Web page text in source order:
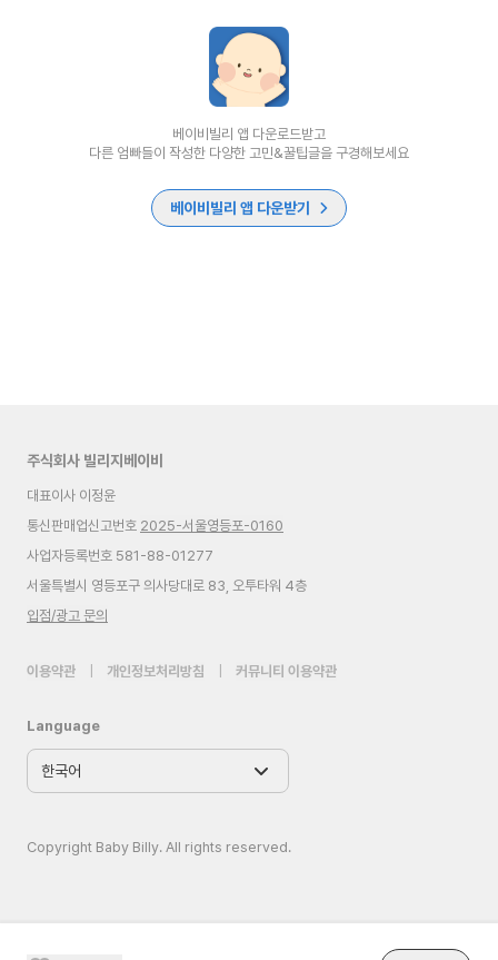
베이비빌리 앱 다운로드받고
다른 엄빠들이 작성한 다양한 고민&꿀팁글을 구경해보세요
베이비빌리 앱 다운받기
주식회사 빌리지베이비
대표이사 이정윤
통신판매업신고번호 2025-서울영등포-0160
사업자등록번호 581-88-01277
서울특별시 영등포구 의사당대로 83, 오투타워 4층
입점/광고 문의
이용약관 개인정보처리방침 커뮤니티 이용약관
Language
Copyright Baby Billy. All rights reserved.